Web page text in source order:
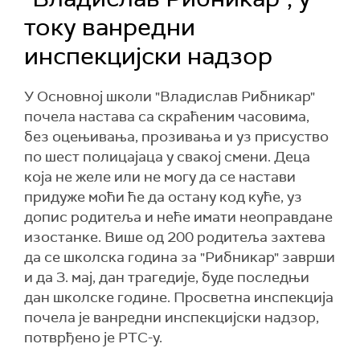
току ванредни
инспекцијски надзор
У Основној школи "Владислав Рибникар"
почела настава са скраћеним часовима,
без оцењивања, прозивања и уз присуство
по шест полицајаца у свакој смени. Деца
која не желе или не могу да се настави
придуже моћи ће да остану код куће, уз
допис родитеља и неће имати неоправдане
изостанке. Више од 200 родитеља захтева
да се школска година за "Рибникар" заврши
и да 3. мај, дан трагедије, буде последњи
дан школске године. Просветна инспекција
почела је ванредни инспекцијски надзор,
потврђено је РТС-у.